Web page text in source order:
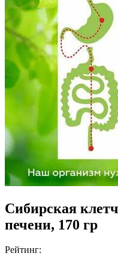
Сибирская
печени, 170 гр
Рейтинг: